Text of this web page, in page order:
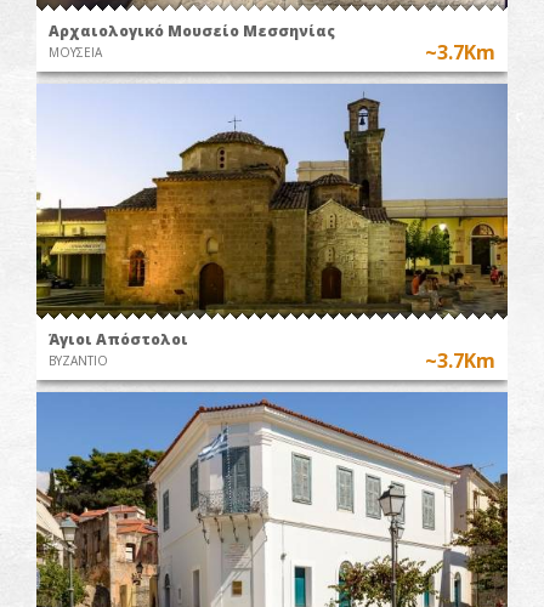
Αρχαιολογικό Μουσείο Μεσσηνίας
ΜΟΥΣΕΙΑ ~3.7Km
Άγιοι Απόστολοι
ΒΥΖΑΝΤΙΟ ~3.7Km